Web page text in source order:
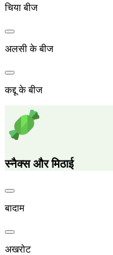
चिया बीज
अलसी के बीज
कद्दू के बीज
स्नैक्स और मिठाई
बादाम
अखरोट